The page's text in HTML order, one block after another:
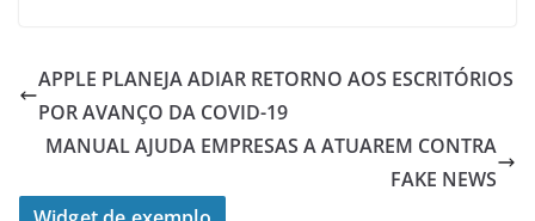
APPLE PLANEJA ADIAR RETORNO AOS ESCRITÓRIOS
POR AVANÇO DA COVID-19
MANUAL AJUDA EMPRESAS A ATUAREM CONTRA
FAKE NEWS